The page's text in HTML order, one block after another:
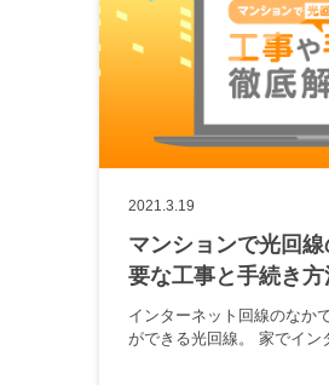
2021.3.19
マンションで光回
要な工事と手続き
インターネット回線のなか
ができる光回線。 家でイン